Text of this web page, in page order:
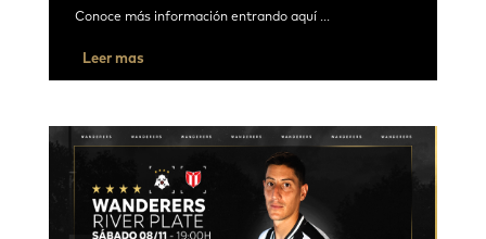
Conoce más información entrando aquí ...
Leer mas